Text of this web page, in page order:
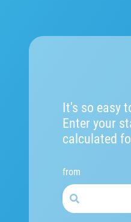
It's so easy
Enter your
calculated
from